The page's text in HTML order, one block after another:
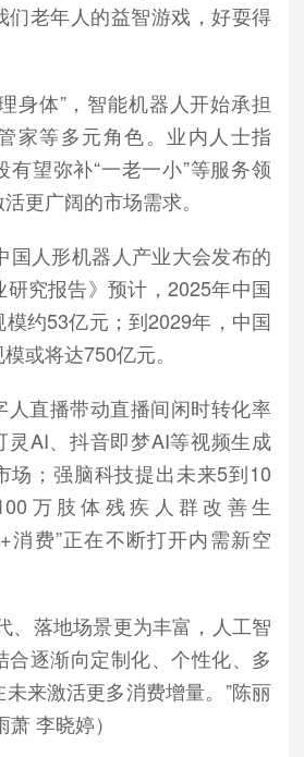
们老年人的益智游戏，好耍得
体”，智能机器人开始承担
家等多元角色。业内人士指
有望弥补“一老一小”等服务领
更广阔的市场需求。
人形机器人产业大会发布的
研究报告》预计，2025年中国
模约53亿元；到2029年，中国
或将达750亿元。
直播带动直播间闲时转化率
灵AI、抖音即梦AI等视频生成
场；强脑科技提出未来5到10
万肢体残疾人群改善生
费”正在不断打开内需新空
落地场景更为丰富，人工智
合逐渐向定制化、个性化、多
来激活更多消费增量。”陈丽
李晓婷）